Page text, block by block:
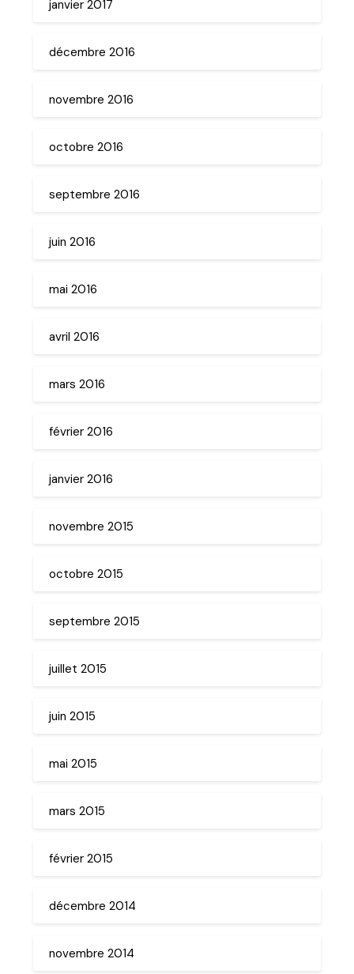
janvier 2017
décembre 2016
novembre 2016
octobre 2016
septembre 2016
juin 2016
mai 2016
avril 2016
mars 2016
février 2016
janvier 2016
novembre 2015
octobre 2015
septembre 2015
juillet 2015
juin 2015
mai 2015
mars 2015
février 2015
décembre 2014
novembre 2014